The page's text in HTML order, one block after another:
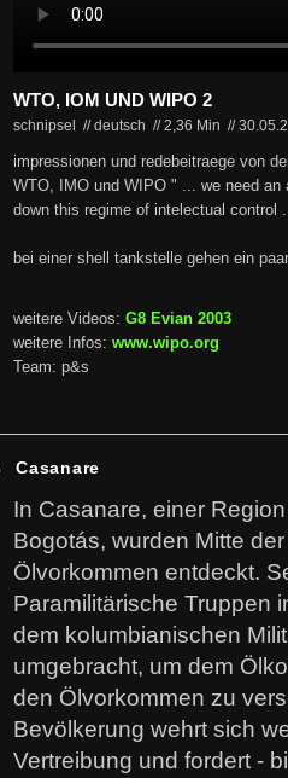
WTO, IOM UND WIPO 2
schnipsel // deutsch //2,36 Min //
impressionen und redebeitraege von
WTO, IMO und WIPO " ... we need an
down this regime of intelectual control
bei einer shell tankstelle gehen ein
weitere Videos: G8 Evian 2003
weitere Infos: www.wipo.org
Team: p&s
Casanare
In Casanare, einer
Bogotás, wurden Mitte
Ölvorkommen entdeckt.
Paramilitärische Truppen
dem kolumbianischen
umgebracht, um dem
den Ölvorkommen zu
Bevölkerung wehrt sich
Vertreibung und fordert -